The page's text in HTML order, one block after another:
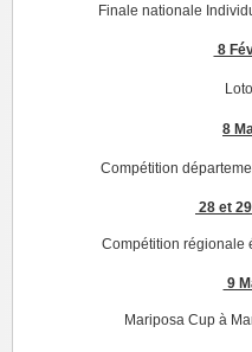
Finale nationale
8
8
Compétition
28 et
Compétition régionale
9
Mariposa Cup à